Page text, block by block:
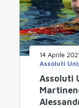
14 Aprile
Assoluti
Assoluti